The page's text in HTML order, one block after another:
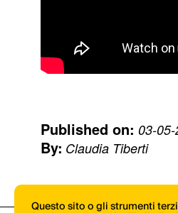
Published on: 03-
By: Claudia Tiberti
Questo sito o gli strumenti